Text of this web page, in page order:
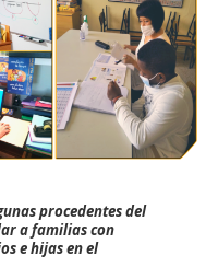
procedentes del
a familias con
e hijas en el